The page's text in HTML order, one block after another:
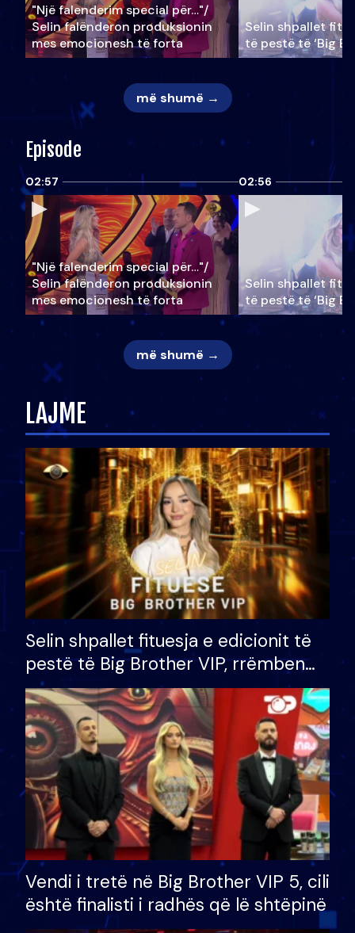
"Një falenderim special për…"/
Selin falënderon produksionin
mes emocionesh të forta
Selin shpallet
të pestë të ‘Big
më shumë →
Episode
02:57
"Një falenderim special për…"/
Selin falënderon produksionin
mes emocionesh të forta
02:56
Selin shpallet
të pestë të ‘Big
më shumë →
LAJME
Selin shpallet fituesja e edicionit të
pestë të Big Brother VIP, rrëmben
çmimin e madh prej 100 mijë eurosh
Vendi i tretë në Big Brother VIP 5, cili
është finalisti i radhës që lë shtëpinë